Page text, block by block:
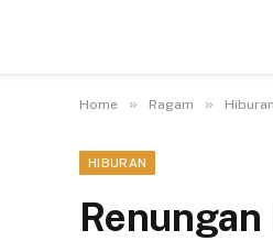
Home » Ragam » Hiburan
HIBURAN